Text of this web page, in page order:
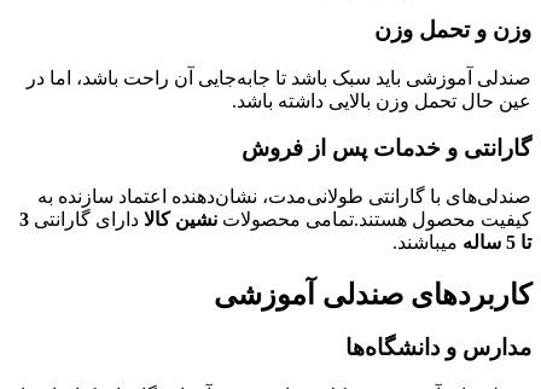
وزن و تحمل وزن
صندلی آموزشی باید سبک باشد تا جابه‌جایی آن راحت باشد، اما در
عین حال تحمل وزن بالایی داشته باشد.
گارانتی و خدمات پس از فروش
صندلی‌های با گارانتی طولانی‌مدت، نشان‌دهنده اعتماد سازنده به
کیفیت محصول هستند.تمامی محصولات نشین کالا دارای گارانتی 3
تا 5 ساله
میباشند.
کاربردهای صندلی آموزشی
مدارس و دانشگاه‌ها